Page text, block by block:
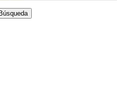
Búsqueda